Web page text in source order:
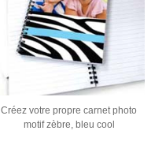
Créez votre propre carnet photo
motif zèbre, bleu cool